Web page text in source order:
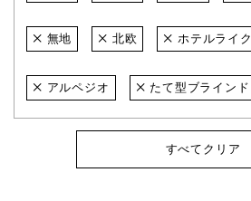
無地 北欧 ホテルライク
アルペジオ たて型ブラインド
すべてクリア